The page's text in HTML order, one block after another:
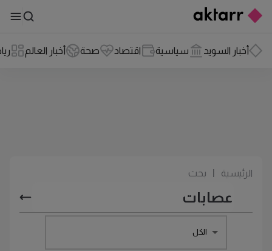
أخبار السويد سياسية اقتصاد صحة أخبار العالم
الرئيسية بحث
الكل